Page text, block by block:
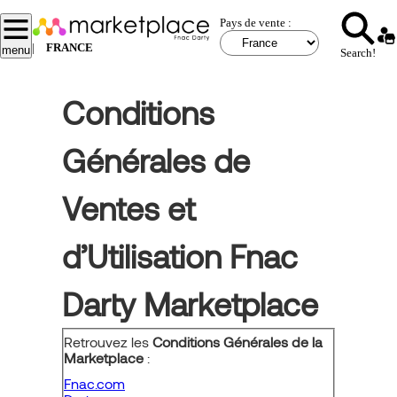
Aller
au
contenu
principal
menu | FRANCE
Pays de vente :
Search!
Conditions
Générales de
Ventes et
d’Utilisation Fnac
Darty Marketplace
Retrouvez les Conditions Générales de la
Marketplace :
Fnac.com